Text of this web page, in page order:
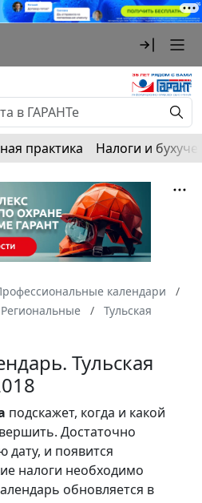
практика Налоги и
календари
Региональные
Тульская
Тульская
подскажет, когда и какой
Достаточно
и появится
налоги необходимо
обновляется в